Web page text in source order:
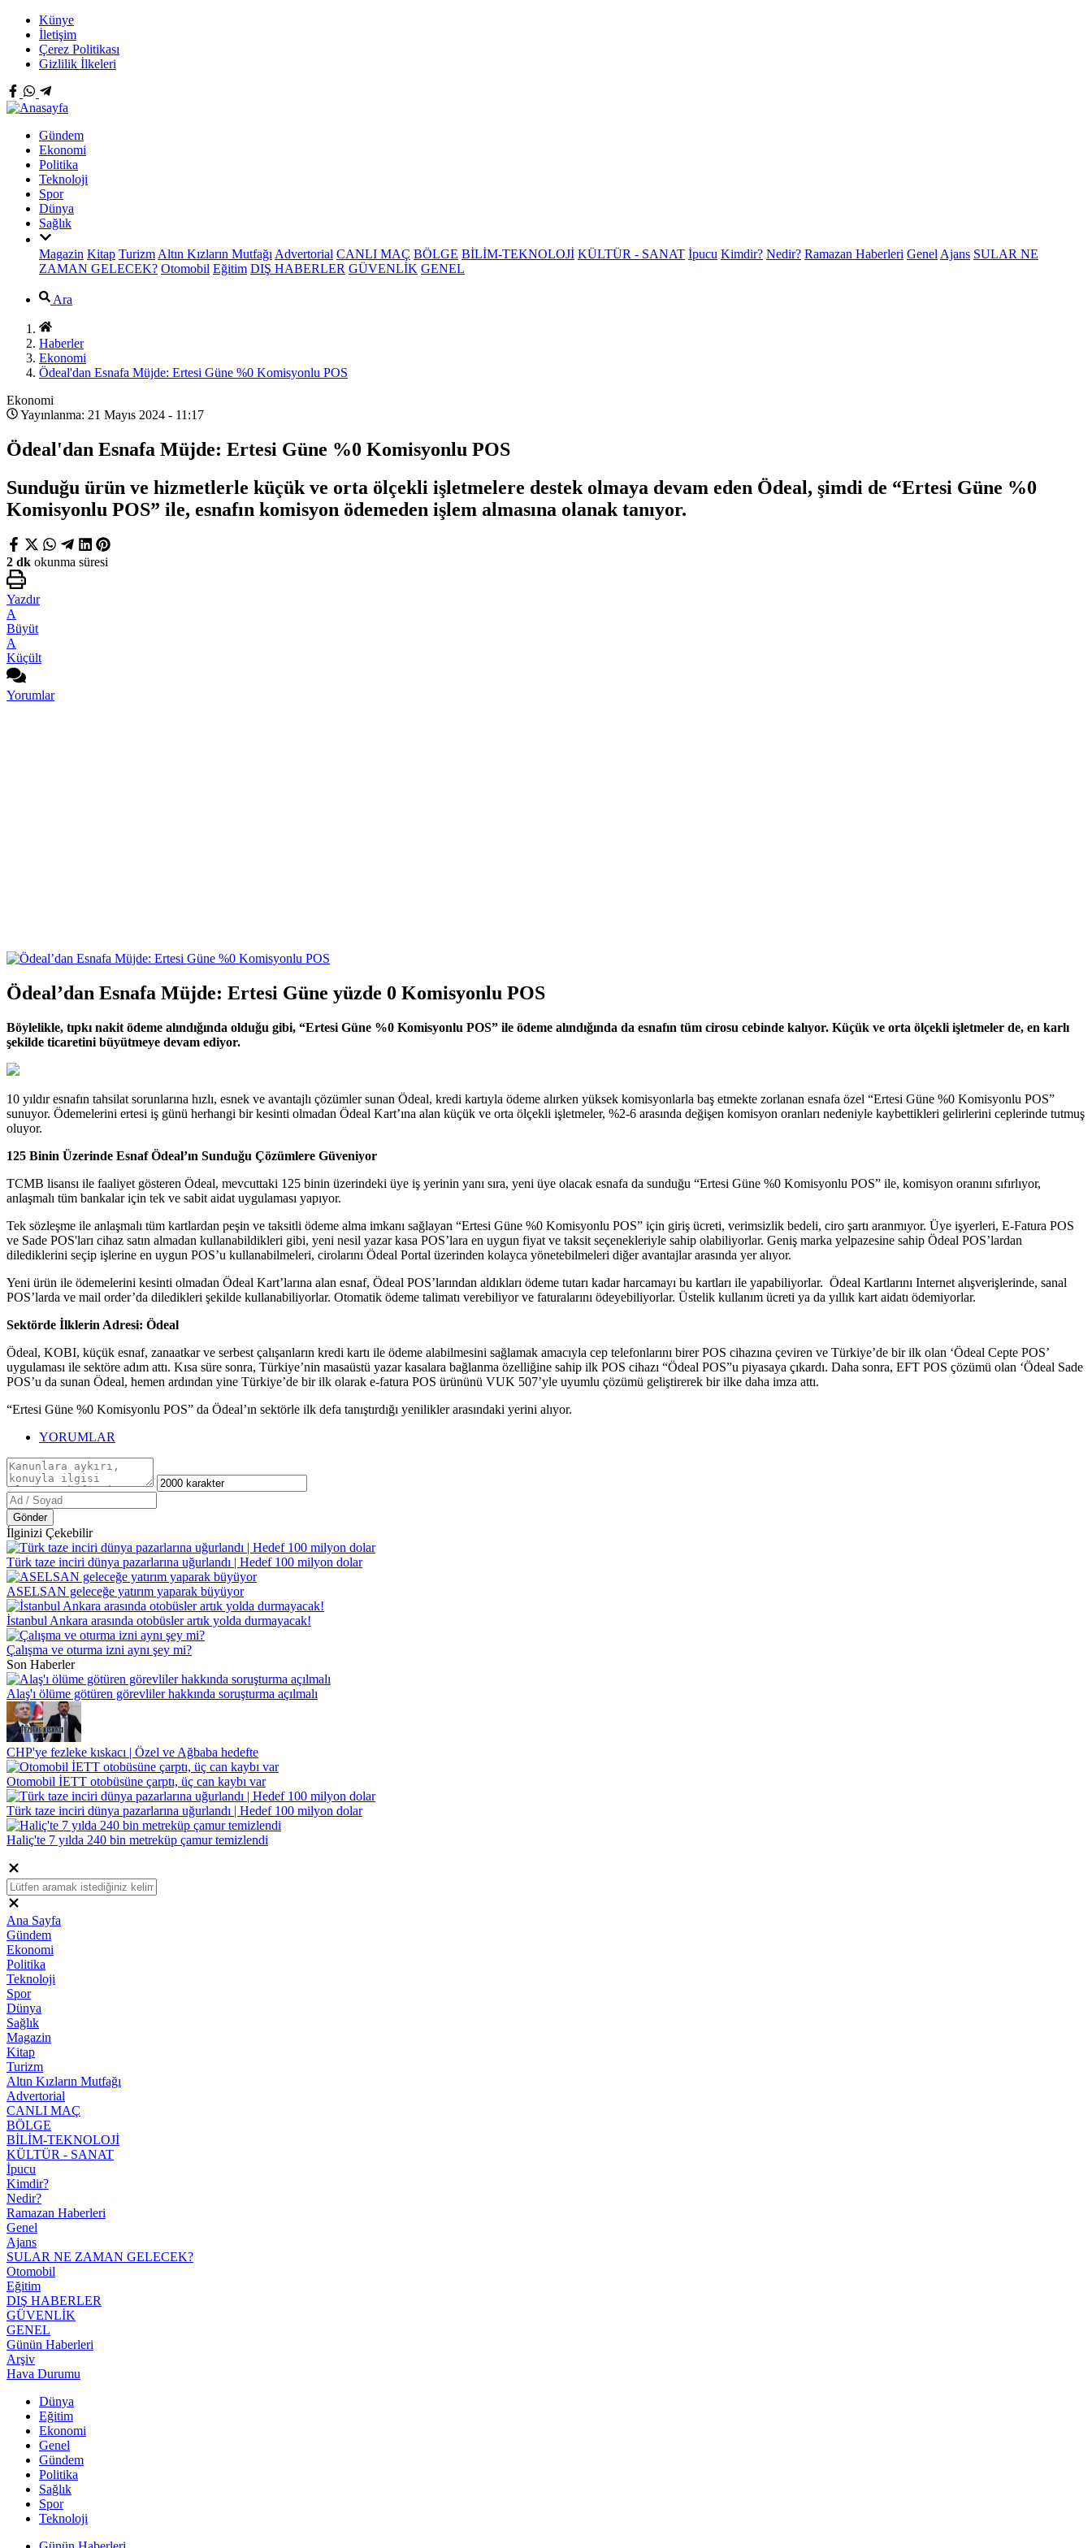
Künye
İletişim
Çerez Politikası
Gizlilik İlkeleri
Gündem
Ekonomi
Politika
Teknoloji
Spor
Dünya
Sağlık
Magazin Kitap Turizm Altın Kızların Mutfağı Advertorial CANLI MAÇ BÖLGE BİLİM-TEKNOLOJİ KÜLTÜR - SANAT İpucu Kimdir? Nedir? Ramazan Haberleri Genel Ajans SULAR NE
ZAMAN GELECEK? Otomobil Eğitim DIŞ HABERLER GÜVENLİK GENEL
Ara
Haberler
Ekonomi
Ödeal'dan Esnafa Müjde: Ertesi Güne %0 Komisyonlu POS
Ekonomi
Yayınlanma: 21 Mayıs 2024 - 11:17
Ödeal'dan Esnafa Müjde: Ertesi Güne %0 Komisyonlu POS
Sunduğu ürün ve hizmetlerle küçük ve orta ölçekli işletmelere destek olmaya devam eden Ödeal, şimdi de “Ertesi Güne %0
Komisyonlu POS” ile, esnafın komisyon ödemeden işlem almasına olanak tanıyor.
2 dk okunma süresi
Yazdır
A
Büyüt
A
Küçült
Yorumlar
Ödeal’dan Esnafa Müjde: Ertesi Güne yüzde 0 Komisyonlu POS
Böylelikle, tıpkı nakit ödeme alındığında olduğu gibi, “Ertesi Güne %0 Komisyonlu POS” ile ödeme alındığında da esnafın tüm cirosu cebinde kalıyor. Küçük ve orta ölçekli işletmeler de, en karlı
şekilde ticaretini büyütmeye devam ediyor.
10 yıldır esnafın tahsilat sorunlarına hızlı, esnek ve avantajlı çözümler sunan Ödeal, kredi kartıyla ödeme alırken yüksek komisyonlarla baş etmekte zorlanan esnafa özel “Ertesi Güne %0 Komisyonlu POS”
sunuyor. Ödemelerini ertesi iş günü herhangi bir kesinti olmadan Ödeal Kart’ına alan küçük ve orta ölçekli işletmeler, %2-6 arasında değişen komisyon oranları nedeniyle kaybettikleri gelirlerini ceplerinde tutmuş
oluyor.
125 Binin Üzerinde Esnaf Ödeal’ın Sunduğu Çözümlere Güveniyor
TCMB lisansı ile faaliyet gösteren Ödeal, mevcuttaki 125 binin üzerindeki üye iş yerinin yanı sıra, yeni üye olacak esnafa da sunduğu “Ertesi Güne %0 Komisyonlu POS” ile, komisyon oranını sıfırlıyor,
anlaşmalı tüm bankalar için tek ve sabit aidat uygulaması yapıyor.
Tek sözleşme ile anlaşmalı tüm kartlardan peşin ve taksitli ödeme alma imkanı sağlayan “Ertesi Güne %0 Komisyonlu POS” için giriş ücreti, verimsizlik bedeli, ciro şartı aranmıyor. Üye işyerleri, E-Fatura POS
ve Sade POS'ları cihaz satın almadan kullanabildikleri gibi, yeni nesil yazar kasa POS’lara en uygun fiyat ve taksit seçenekleriyle sahip olabiliyorlar. Geniş marka yelpazesine sahip Ödeal POS’lardan
dilediklerini seçip işlerine en uygun POS’u kullanabilmeleri, cirolarını Ödeal Portal üzerinden kolayca yönetebilmeleri diğer avantajlar arasında yer alıyor.
Yeni ürün ile ödemelerini kesinti olmadan Ödeal Kart’larına alan esnaf, Ödeal POS’larından aldıkları ödeme tutarı kadar harcamayı bu kartları ile yapabiliyorlar. Ödeal Kartlarını Internet alışverişlerinde, sanal
POS’larda ve mail order’da diledikleri şekilde kullanabiliyorlar. Otomatik ödeme talimatı verebiliyor ve faturalarını ödeyebiliyorlar. Üstelik kullanım ücreti ya da yıllık kart aidatı ödemiyorlar.
Sektörde İlklerin Adresi: Ödeal
Ödeal, KOBI, küçük esnaf, zanaatkar ve serbest çalışanların kredi kartı ile ödeme alabilmesini sağlamak amacıyla cep telefonlarını birer POS cihazına çeviren ve Türkiye’de bir ilk olan ‘Ödeal Cepte POS’
uygulaması ile sektöre adım attı. Kısa süre sonra, Türkiye’nin masaüstü yazar kasalara bağlanma özelliğine sahip ilk POS cihazı “Ödeal POS”u piyasaya çıkardı. Daha sonra, EFT POS çözümü olan ‘Ödeal Sade
POS’u da sunan Ödeal, hemen ardından yine Türkiye’de bir ilk olarak e-fatura POS ürününü VUK 507’yle uyumlu çözümü geliştirerek bir ilke daha imza attı.
“Ertesi Güne %0 Komisyonlu POS” da Ödeal’ın sektörle ilk defa tanıştırdığı yenilikler arasındaki yerini alıyor.
YORUMLAR
Gönder
İlginizi Çekebilir
Türk taze inciri dünya pazarlarına uğurlandı | Hedef 100 milyon dolar
ASELSAN geleceğe yatırım yaparak büyüyor
İstanbul Ankara arasında otobüsler artık yolda durmayacak!
Çalışma ve oturma izni aynı şey mi?
Son Haberler
Alaş'ı ölüme götüren görevliler hakkında soruşturma açılmalı
CHP'ye fezleke kıskacı | Özel ve Ağbaba hedefte
Otomobil İETT otobüsüne çarptı, üç can kaybı var
Türk taze inciri dünya pazarlarına uğurlandı | Hedef 100 milyon dolar
Haliç'te 7 yılda 240 bin metreküp çamur temizlendi
Ana Sayfa
Gündem
Ekonomi
Politika
Teknoloji
Spor
Dünya
Sağlık
Magazin
Kitap
Turizm
Altın Kızların Mutfağı
Advertorial
CANLI MAÇ
BÖLGE
BİLİM-TEKNOLOJİ
KÜLTÜR - SANAT
İpucu
Kimdir?
Nedir?
Ramazan Haberleri
Genel
Ajans
SULAR NE ZAMAN GELECEK?
Otomobil
Eğitim
DIŞ HABERLER
GÜVENLİK
GENEL
Günün Haberleri
Arşiv
Hava Durumu
Dünya
Eğitim
Ekonomi
Genel
Gündem
Politika
Sağlık
Spor
Teknoloji